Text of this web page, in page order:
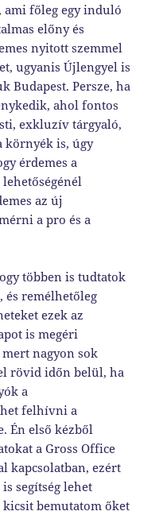
ami főleg egy induló
előny és
nyitott szemmel
ugyanis Újlengyel is
Budapest. Persze, ha
ahol fontos
exkluzív tárgyaló,
környék is, úgy
érdemes a
az új
a pro és a
többen is tudtatok
és remélhetőleg
ezek az
is megéri
nagyon sok
rövid időn belül, ha
a
felhívni a
Én első kézből
a Gross Office
kapcsolatban, ezért
segítség lehet
kicsit bemutatom őket